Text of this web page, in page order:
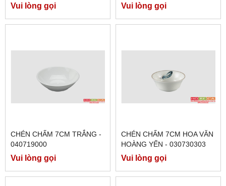
Vui lòng gọi Vui lòng gọi
CHÉN CHẤM 7CM TRẮNG -
040719000
Vui lòng gọi
CHÉN CHẤM 7CM HOA VĂN
HOÀNG YẾN - 030730303
Vui lòng gọi